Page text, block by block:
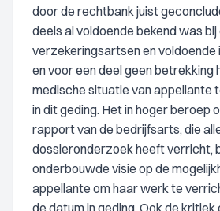
door de rechtbank juist
deels al voldoende bekend was bij
verzekeringsartsen en
en voor een deel geen betrekking
medische situatie van appellante
in dit geding. Het in hoger beroep
rapport van de bedrijfsarts, die
dossieronderzoek heeft verricht,
onderbouwde visie op de
appellante om haar werk te
de datum in geding. Ook de